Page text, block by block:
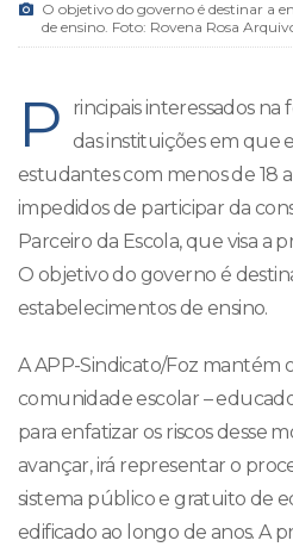
O objetivo do governo é destinar a
de ensino. Foto: Rovena Rosa
P
rincipais interessados
das instituições em que
estudantes com menos de 18
impedidos de participar da
Parceiro da Escola, que visa a
O objetivo do governo é
estabelecimentos de ensino.
A APP-Sindicato/Foz mantém
comunidade escolar –
para enfatizar os riscos desse
avançar, irá representar o
sistema público e gratuito de
edificado ao longo de anos. A